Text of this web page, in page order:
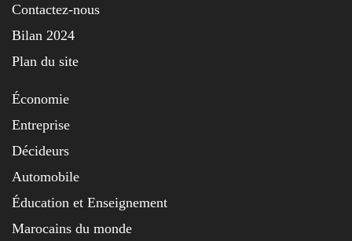
Contactez-nous
Bilan 2024
Plan du site
Économie
Entreprise
Décideurs
Automobile
Éducation et Enseignement
Marocains du monde